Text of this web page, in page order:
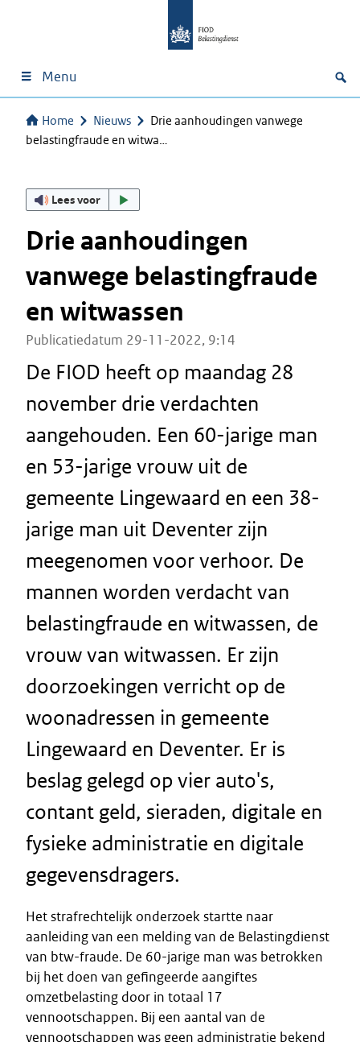
Menu
Home Nieuws
Drie aanhoudingen vanwege
belastingfraude en witwa…
Lees voor
Drie aanhoudingen
vanwege belastingfraude
en witwassen
Publicatiedatum 29-11-2022, 9:14
De FIOD heeft op maandag 28
november drie verdachten
aangehouden. Een 60-jarige man
en 53-jarige vrouw uit de
gemeente Lingewaard en een 38-
jarige man uit Deventer zijn
meegenomen voor verhoor. De
mannen worden verdacht van
belastingfraude en witwassen, de
vrouw van witwassen. Er zijn
doorzoekingen verricht op de
woonadressen in gemeente
Lingewaard en Deventer. Er is
beslag gelegd op vier auto's,
contant geld, sieraden, digitale en
fysieke administratie en digitale
gegevensdragers.
Het strafrechtelijk onderzoek startte naar
aanleiding van een melding van de Belastingdienst
van btw-fraude. De 60-jarige man was betrokken
bij het doen van gefingeerde aangiftes
omzetbelasting door in totaal 17
vennootschappen. Bij een aantal van de
vennootschappen was geen administratie bekend